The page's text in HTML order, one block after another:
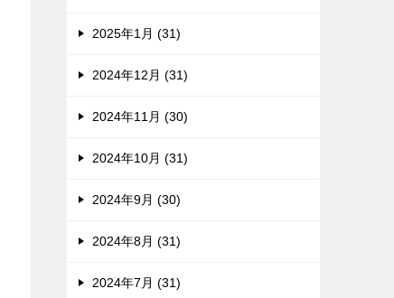
2025年1月 (31)
2024年12月 (31)
2024年11月 (30)
2024年10月 (31)
2024年9月 (30)
2024年8月 (31)
2024年7月 (31)